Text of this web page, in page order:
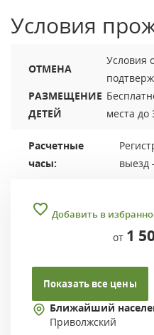
Условия
ОТМЕНА
Условия
РАЗМЕЩЕНИЕ
ДЕТЕЙ
места до
Расчетные
часы:
выезд
Добавить в
от 1
Показать все цены
Ближайший
Приволжский